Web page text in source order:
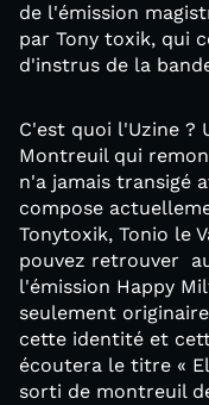
de l'émission
par Tony toxik, qui
d'instrus de la
C'est quoi l'Uzine ?
Montreuil qui
n'a jamais transigé
compose
Tonytoxik, Tonio le
pouvez retrouver
l'émission Happy
seulement
cette identité et
écoutera le titre «
sorti de montreuil